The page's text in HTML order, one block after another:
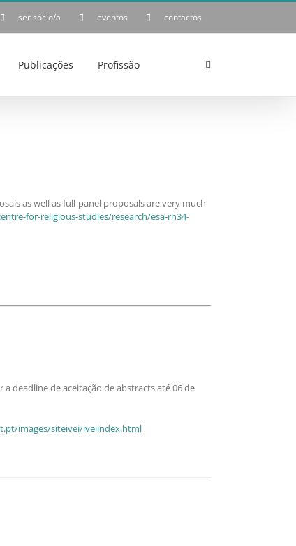
ser sócio/a eventos contactos
Publicações Profissão
as well as full-panel proposals are very much
for-religious-studies/research/esa-rn34-
deadline de aceitação de abstracts até 06 de
images/siteivei/iveiindex.html